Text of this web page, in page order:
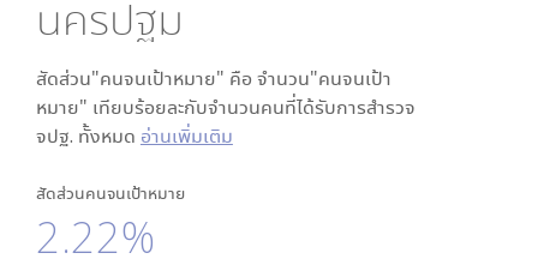
นครปฐม
สัดส่วน"คนจนเป้าหมาย" คือ จำนวน"คนจนเป้า
หมาย" เทียบร้อยละกับจำนวนคนที่ได้รับการสำรวจ
จปฐ. ทั้งหมด อ่านเพิ่มเติม
สัดส่วนคนจนเป้าหมาย
2.22%